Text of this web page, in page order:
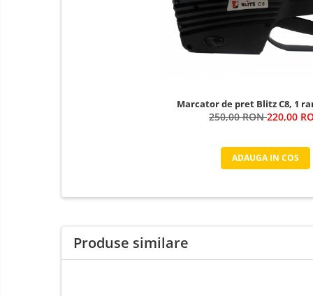
Marcator de pret Blitz C8, 1
250,00 RON220,00
ADAUGA IN COS
Produse similare